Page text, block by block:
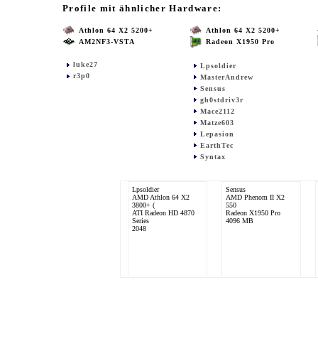
Profile mit ähnlicher Hardware:
Athlon 64 X2 5200+
AM2NF3-VSTA
luke27
r3p0
Athlon 64 X2 5200+
Radeon X1950 Pro
Lpsoldier
MasterAndrew
Sensus
gh0stdriv3r
Mace2112
Matze603
Lepasion
EarthTec
Syntax
Lpsoldier
AMD Athlon 64 X2
3800+ (
ATI Radeon HD 4870
Series
2048
Sensus
AMD Phenom II X2
550
Radeon X1950 Pro
4096 MB